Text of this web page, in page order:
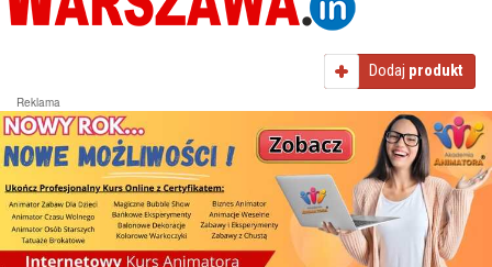
Dodaj produkt
Reklama